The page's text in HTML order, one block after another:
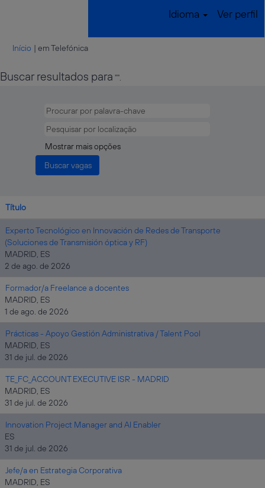
Idioma Ver perfil
Início | em Telefónica(página
Buscar resultados para "".
Mostrar mais opções
Título
Experto Tecnológico en Innovación de Redes de Transporte
(Soluciones de Transmisión óptica y RF)
MADRID, ES
2 de ago. de 2026
Formador/a Freelance a docentes
MADRID, ES
1 de ago. de 2026
Prácticas - Apoyo Gestión Administrativa / Talent Pool
MADRID, ES
31 de jul. de 2026
TE_FC_ACCOUNT EXECUTIVE ISR - MADRID
MADRID, ES
31 de jul. de 2026
Innovation Project Manager and AI Enabler
ES
31 de jul. de 2026
Jefe/a en Estrategia Corporativa
MADRID, ES